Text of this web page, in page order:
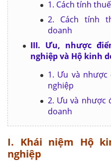
1. Cách tính
2. Cách tính
doanh
III. Ưu, nhược
nghiệp và Hộ kinh
1. Ưu và
nghiệp
2. Ưu và nhược
doanh
I. Khái niệm Hộ
nghiệp